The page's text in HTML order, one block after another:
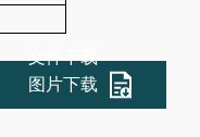
文件下载
图片下载